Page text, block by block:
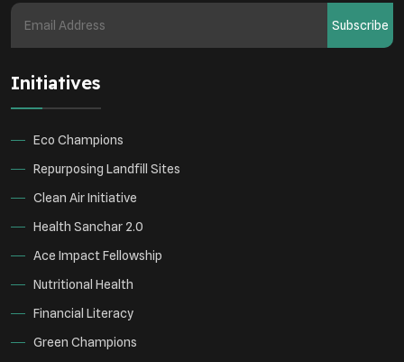
Subscribe
Initiatives
Eco Champions
Repurposing Landfill Sites
Clean Air Initiative
Health Sanchar 2.0
Ace Impact Fellowship
Nutritional Health
Financial Literacy
Green Champions